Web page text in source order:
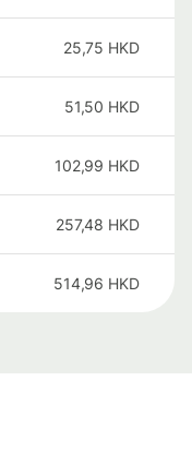
25,75 HKD
51,50 HKD
102,99 HKD
257,48 HKD
514,96 HKD